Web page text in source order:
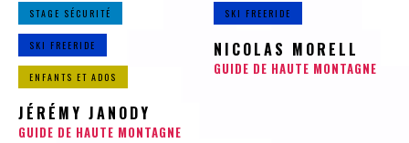
STAGE SÉCURITÉ
SKI FREERIDE
ENFANTS ET ADOS
JÉRÉMY JANODY
GUIDE DE HAUTE MONTAGNE
SKI FREERIDE
NICOLAS MORELL
GUIDE DE HAUTE MONTAGNE